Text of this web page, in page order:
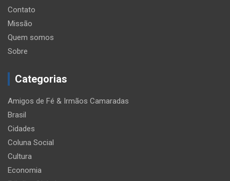
Contato
Missão
Quem somos
Sobre
Categorias
Amigos de Fé & Irmãos Camaradas
Brasil
Cidades
Coluna Social
Cultura
Economia